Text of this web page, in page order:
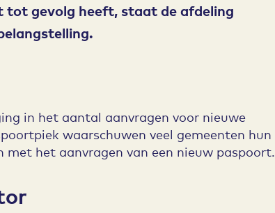
tot gevolg heeft, staat de afdeling
in het aantal aanvragen voor nieuwe
waarschuwen veel gemeenten hun
het aanvragen van een nieuw paspoort.